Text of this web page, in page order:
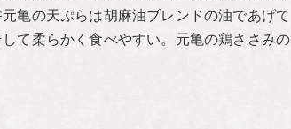
亀の天ぷらは胡麻油ブレンドの油であげて
て柔らかく食べやすい。元亀の鶏ささみの